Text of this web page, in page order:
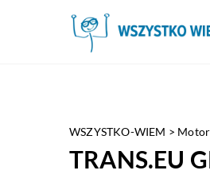
WSZYSTKO-WIEM >
TRANS.EU